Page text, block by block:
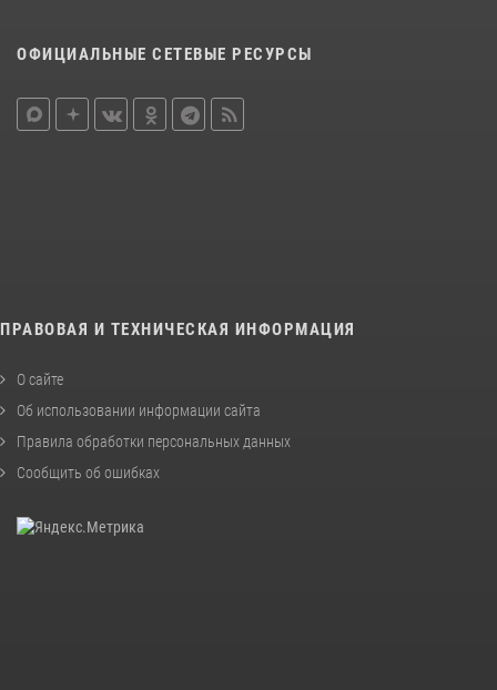
ОФИЦИАЛЬНЫЕ СЕТЕВЫЕ РЕСУРСЫ
ПРАВОВАЯ И ТЕХНИЧЕСКАЯ ИНФОРМАЦИЯ
О сайте
Об использовании информации сайта
Правила обработки персональных данных
Сообщить об ошибках